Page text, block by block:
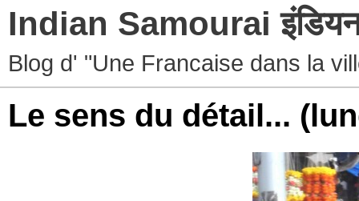
Indian Samourai इंडियन
Blog d' "Une Francaise dans la
Le sens du détail...